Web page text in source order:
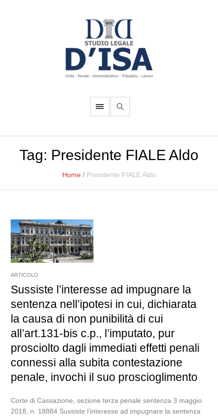
Tag: Presidente FIALE Aldo
Home / Presidente FIALE Aldo
ARTICOLO
Sussiste l’interesse ad impugnare la
sentenza nell’ipotesi in cui, dichiarata
la causa di non punibilità di cui
all’art.131-bis c.p., l’imputato, pur
prosciolto dagli immediati effetti penali
connessi alla subita contestazione
penale, invochi il suo proscioglimento
Corte di Cassazione, sezione terza penale sentenza 3 maggio
2018, n. 18884 Sussiste l’interesse ad impugnare la sentenza